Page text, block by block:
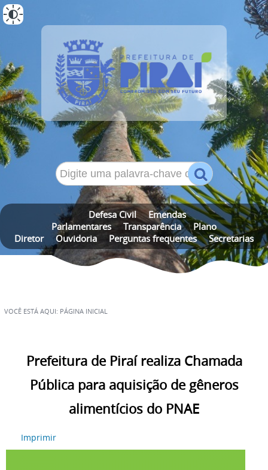
Defesa Civil
Emendas
Parlamentares
Transparência
Plano
Diretor
Ouvidoria Perguntas frequentes Secretarias
VOCÊ ESTÁ AQUI: PÁGINA INICIAL
Prefeitura de Piraí realiza Chamada
Pública para aquisição de gêneros
alimentícios do PNAE
Imprimir